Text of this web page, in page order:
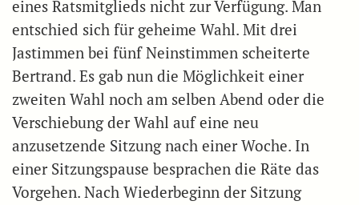
eines Ratsmitglieds nicht zur Verfügung. Man
entschied sich für geheime Wahl. Mit drei
Jastimmen bei fünf Neinstimmen scheiterte
Bertrand. Es gab nun die Möglichkeit einer
zweiten Wahl noch am selben Abend oder die
Verschiebung der Wahl auf eine neu
anzusetzende Sitzung nach einer Woche. In
einer Sitzungspause besprachen die Räte das
Vorgehen. Nach Wiederbeginn der Sitzung